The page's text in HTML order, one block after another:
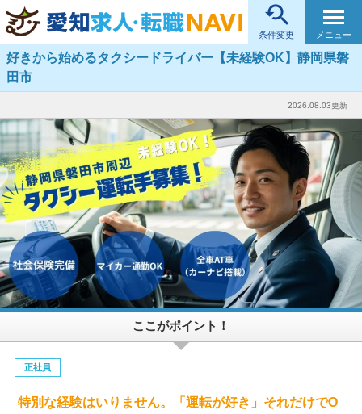

条件変更 メニュー
好きから始めるタクシードライバー【未経験OK】静岡県磐
田市
2026.08.03更新
ここがポイント！
正社員
特別な経験はいりません。「運転が好き」それだけでO